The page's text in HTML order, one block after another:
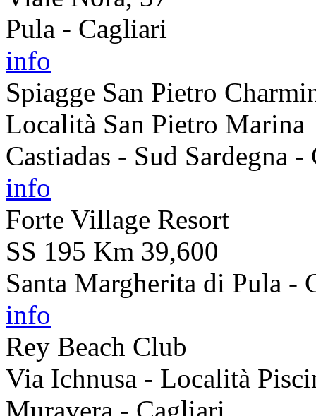
Pula - Cagliari
info
Spiagge San Pietro
Località San Pietro Marina
Castiadas - Sud Sardegna
info
Forte Village Resort
SS 195 Km 39,600
Santa Margherita di Pula -
info
Rey Beach Club
Via Ichnusa - Località
Muravera - Cagliari